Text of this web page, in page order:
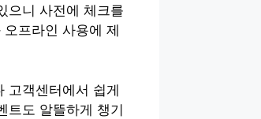
으니 사전에 체크를
프라인 사용에 제
고객센터에서 쉽게
트도 알뜰하게 챙기